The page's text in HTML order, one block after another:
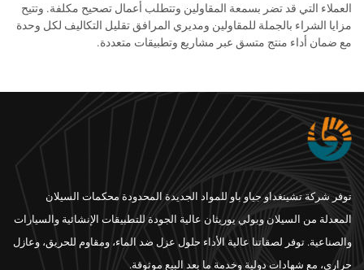
العملاء التي قد تضر بسمعة المقاولين وتتطلب أعمال تصحيح مكلفة. وتتيح
مزايا الشراء بالجملة للمقاولين ومديري المرافق تقليل التكاليف لكل وحدة
مع ضمان أداء منتج متسق عبر مشاريع وتطبيقات متعددة.
توفر شركة تشينغداو جياو باو للمواد الجديدة المحدودة محكمات السيلان
المعدلة من السيلان وبولي يوريثان عالية الجودة للتطبيقات الإنشائية والسيارات
والصناعية. توفر لصقاتنا عالية الأداء حلول عزل ضد الماء، ومقاوم للحريق، وعازل
حراري، مع شهادات دولية وخدمة ما بعد البيع موثوقة.